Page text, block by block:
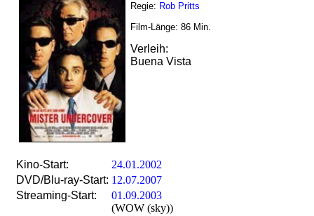
Regie: Rob Pritts
Film-Länge: 86 Min.
Verleih:
Buena Vista
Kino-Start:
24.01.2002
DVD/Blu-ray-Start: 12.07.2007
Streaming-Start:
01.09.2003
(WOW (sky))